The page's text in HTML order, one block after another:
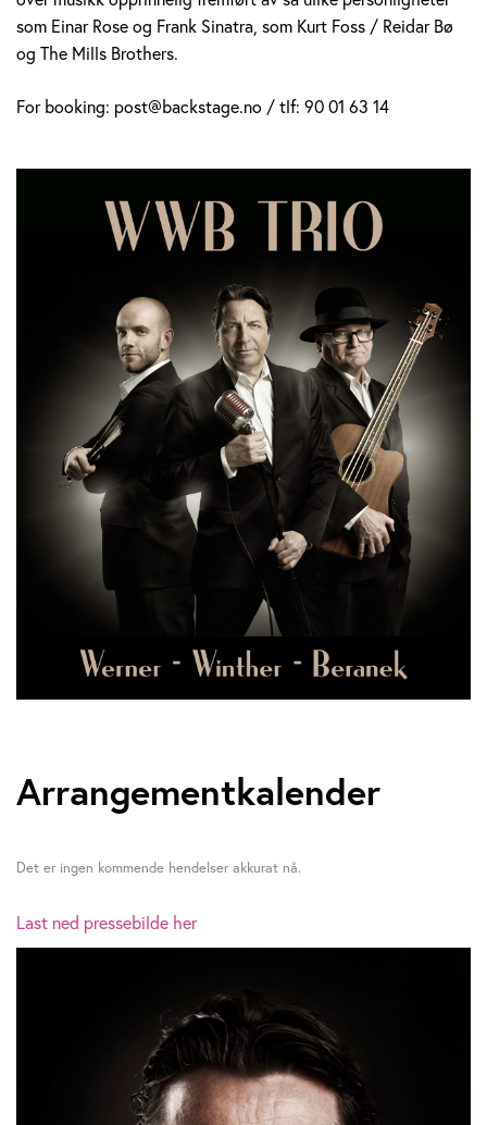
som Einar Rose og Frank Sinatra, som Kurt Foss / Reidar Bø
og The Mills Brothers.
For booking: post@backstage.no / tlf: 90 01 63 14
Arrangementkalender
Det er ingen kommende hendelser akkurat nå.
Last ned pressebilde her